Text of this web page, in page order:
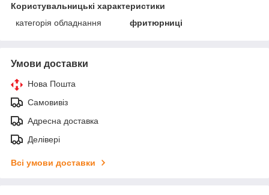
Користувальницькі характеристики
категорія обладнання
фритюрниці
Умови доставки
Нова Пошта
Самовивіз
Адресна доставка
Делівері
Всі умови доставки